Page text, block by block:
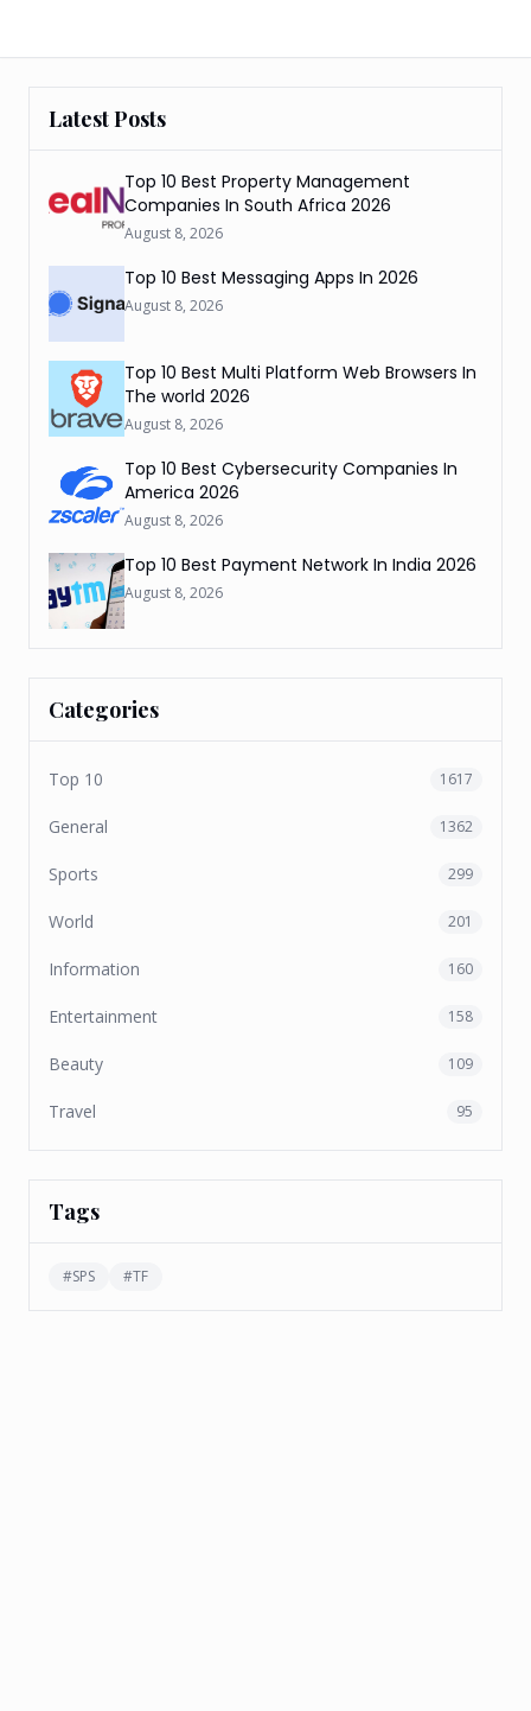
Latest Posts
Top 10 Best Property Management
Companies In South Africa 2026
August 8, 2026
Top 10 Best Messaging Apps In 2026
August 8, 2026
Top 10 Best Multi Platform Web Browsers In
The world 2026
August 8, 2026
Top 10 Best Cybersecurity Companies In
America 2026
August 8, 2026
Top 10 Best Payment Network In India 2026
August 8, 2026
Categories
Top 10 1617
General 1362
Sports 299
World 201
Information 160
Entertainment 158
Beauty 109
Travel 95
Tags
#SPS #TF